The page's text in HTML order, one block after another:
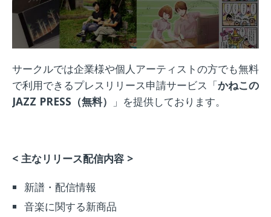
サークルでは企業様や個人アーティストの方でも無料
で利用できるプレスリリース申請サービス「かねこの
JAZZ PRESS（無料）
」を提供しております。
< 主なリリース配信内容 >
新譜・配信情報
音楽に関する新商品